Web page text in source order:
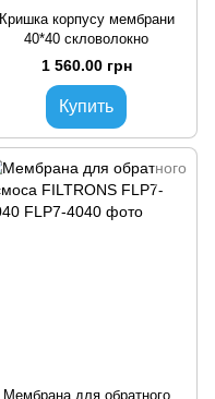
Кришка корпусу мембрани
40*40 скловолокно
1 560.00 грн
Купить
Мембрана для обратного